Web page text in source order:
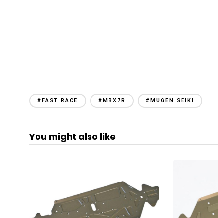
#FAST RACE #MBX7R #MUGEN SEIKI
You might also like